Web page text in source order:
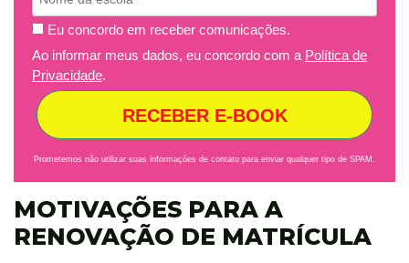
Eu concordo em receber comunicações.
Ao informar meus dados, eu concordo com a Política de
Privacidade.
RECEBER E-BOOK
Prometemos não utilizar suas informações de contato para enviar qualquer tipo de SPAM.
MOTIVAÇÕES PARA A
RENOVAÇÃO DE MATRÍCULA